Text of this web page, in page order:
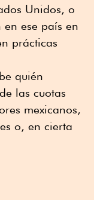
Unidos, o
ese país en
prácticas
quién
las cuotas
mexicanos,
o, en cierta